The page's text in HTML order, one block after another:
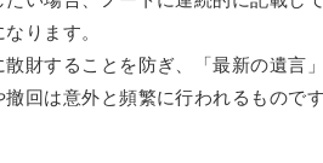
ります。
財することを防ぎ、「最新の遺言
回は意外と頻繁に行われるもので